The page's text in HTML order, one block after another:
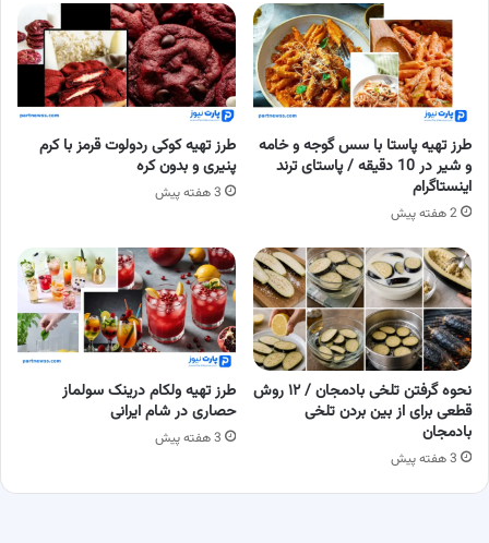
طرز تهیه پاستا با سس گوجه و خامه
و شیر در 10 دقیقه / پاستای ترند
اینستاگرام
2 هفته پیش
طرز تهیه کوکی ردولوت قرمز با کرم
پنیری و بدون کره
3 هفته پیش
نحوه گرفتن تلخی بادمجان / ۱۲ روش
قطعی برای از بین بردن تلخی
بادمجان
3 هفته پیش
طرز تهیه ولکام درینک سولماز
حصاری در شام ایرانی
3 هفته پیش